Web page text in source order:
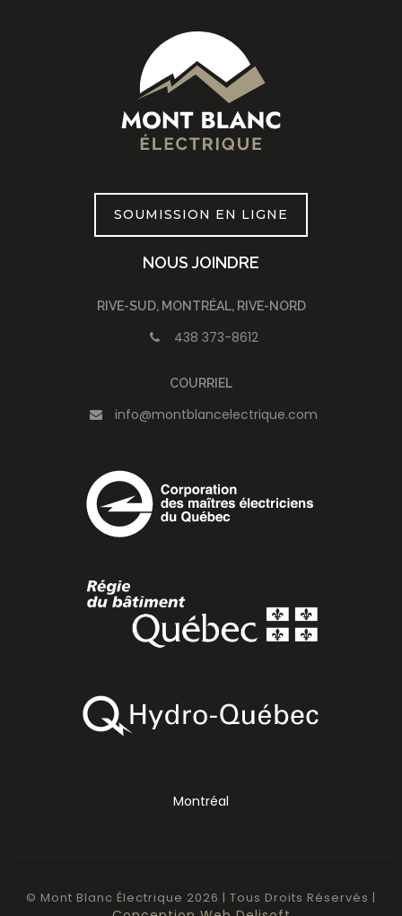
SOUMISSION EN LIGNE
NOUS JOINDRE
RIVE-SUD, MONTRÉAL, RIVE-NORD
438 373-8612
COURRIEL
info@montblancelectrique.com
Montréal
© Mont Blanc Électrique 2026 | Tous Droits Réservés |